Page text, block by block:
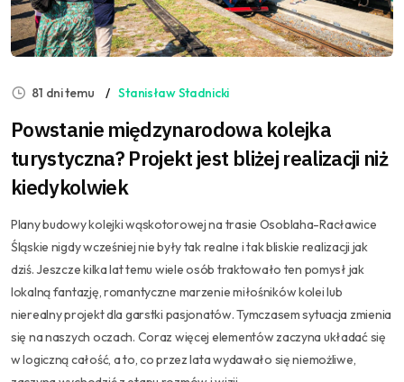
81 dni temu Stanisław Stadnicki
Powstanie międzynarodowa kolejka
turystyczna? Projekt jest bliżej realizacji niż
kiedykolwiek
Plany budowy kolejki wąskotorowej na trasie Osoblaha-Racławice
Śląskie nigdy wcześniej nie były tak realne i tak bliskie realizacji jak
dziś. Jeszcze kilka lat temu wiele osób traktowało ten pomysł jak
lokalną fantazję, romantyczne marzenie miłośników kolei lub
nierealny projekt dla garstki pasjonatów. Tymczasem sytuacja zmienia
się na naszych oczach. Coraz więcej elementów zaczyna układać się
w logiczną całość, a to, co przez lata wydawało się niemożliwe,